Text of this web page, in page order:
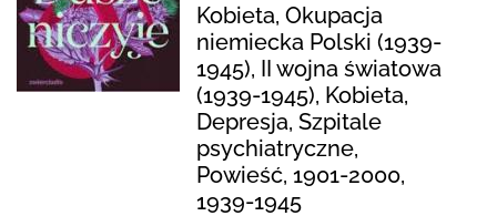
Kobieta, Okupacja
niemiecka Polski (1939-
1945), II wojna światowa
(1939-1945), Kobieta,
Depresja, Szpitale
psychiatryczne,
Powieść, 1901-2000,
1939-1945